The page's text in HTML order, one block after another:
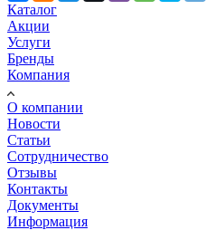
Каталог
Акции
Услуги
Бренды
Компания
О компании
Новости
Статьи
Сотрудничество
Отзывы
Контакты
Документы
Информация